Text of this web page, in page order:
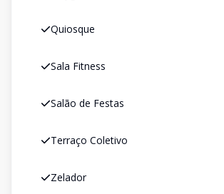
Quiosque
Sala Fitness
Salão de Festas
Terraço Coletivo
Zelador